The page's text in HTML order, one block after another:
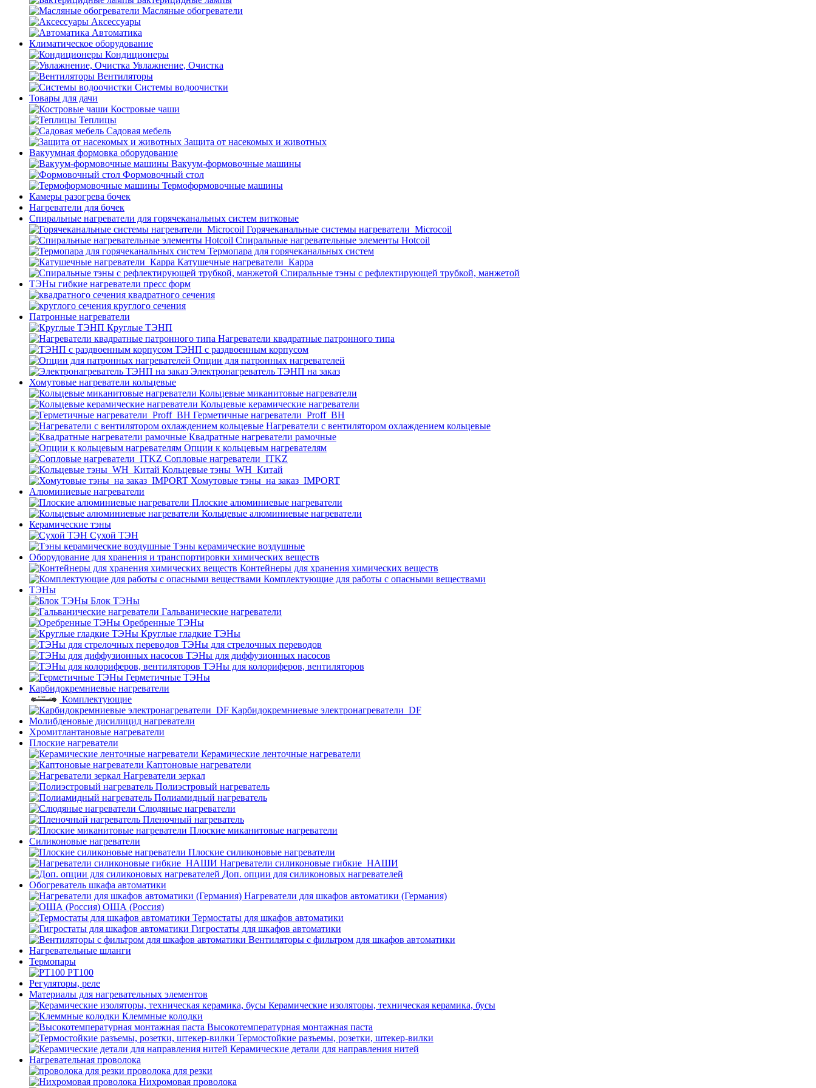
Масляные обогреватели
Аксессуары
Автоматика
Климатическое оборудование
Кондиционеры
Увлажнение, Очистка
Вентиляторы
Системы водоочистки
Товары для дачи
Костровые чаши
Теплицы
Садовая мебель
Защита от насекомых и животных
Вакуумная формовка оборудование
Вакуум-формовочные машины
Формовочный стол
Термоформовочные машины
Камеры разогрева бочек
Нагреватели для бочек
Спиральные нагреватели для горячеканальных систем витковые
Горячеканальные системы нагреватели_Microcoil
Спиральные нагревательные элементы Hotcoil
Термопара для горячеканальных систем
Катушечные нагреватели_Карра
Спиральные тэны с рефлектирующей трубкой, манжетой
ТЭНы гибкие нагреватели пресс форм
квадратного сечения
круглого сечения
Патронные нагреватели
Круглые ТЭНП
Нагреватели квадратные патронного типа
ТЭНП с раздвоенным корпусом
Опции для патронных нагревателей
Электронагреватель ТЭНП на заказ
Хомутовые нагреватели кольцевые
Кольцевые миканитовые нагреватели
Кольцевые керамические нагреватели
Герметичные нагреватели_Proff_BH
Нагреватели с вентилятором охлаждением кольцевые
Квадратные нагреватели рамочные
Опции к кольцевым нагревателям
Cопловые нагреватели_ITKZ
Кольцевые тэны_WH_Китай
Хомутовые тэны_на заказ_IMPORT
Алюминиевые нагреватели
Плоские алюминиевые нагреватели
Кольцевые алюминиевые нагреватели
Керамические тэны
Сухой ТЭН
Тэны керамические воздушные
Оборудование для хранения и транспортировки химических веществ
Контейнеры для хранения химических веществ
Комплектующие для работы с опасными веществами
ТЭНы
Блок ТЭНы
Гальванические нагреватели
Оребренные ТЭНы
Круглые гладкие ТЭНы
ТЭНы для стрелочных переводов
ТЭНы для диффузионных насосов
ТЭНы для колориферов, вентиляторов
Герметичные ТЭНы
Карбидокремниевые нагреватели
Комплектующие
Карбидокремниевые электронагреватели_DF
Молибденовые дисилицид нагреватели
Хромитлантановые нагреватели
Плоские нагреватели
Керамические ленточные нагреватели
Каптоновые нагреватели
Нагреватели зеркал
Полиэстровый нагреватель
Полиамидный нагреватель
Слюдяные нагреватели
Пленочный нагреватель
Плоские миканитовые нагреватели
Силиконовые нагреватели
Плоские силиконовые нагреватели
Нагреватели силиконовые гибкие_НАШИ
Доп. опции для силиконовых нагревателей
Обогреватель шкафа автоматики
Нагреватели для шкафов автоматики (Германия)
ОША (Россия)
Термостаты для шкафов автоматики
Гигростаты для шкафов автоматики
Вентиляторы с фильтром для шкафов автоматики
Нагревательные шланги
Термопары
PT100
Регуляторы, реле
Материалы для нагревательных элементов
Керамические изоляторы, техническая керамика, бусы
Клеммные колодки
Высокотемпературная монтажная паста
Термостойкие разъемы, розетки, штекер-вилки
Керамические детали для направления нитей
Нагревательная проволока
проволока для резки
Нихромовая проволока